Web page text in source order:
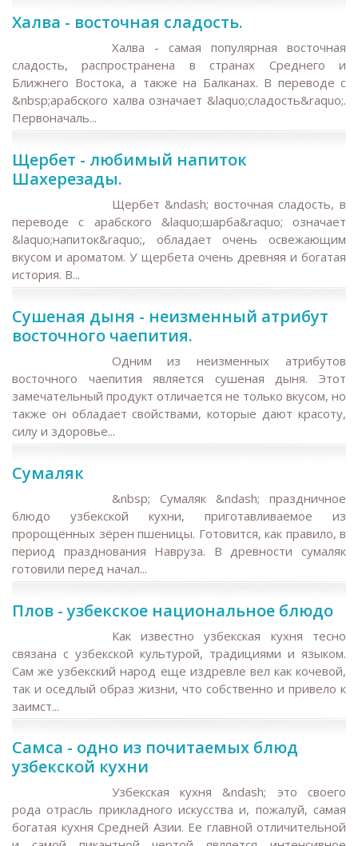
Халва - восточная сладость.
Халва - самая популярная восточная
сладость, распространена в странах Среднего и
Ближнего Востока, а также на Балканах. В переводе с
&nbsp;арабского халва означает &laquo;сладость&raquo;.
Первоначаль...
Щербет - любимый напиток
Шахерезады.
Щербет &ndash; восточная сладость, в
переводе с арабского &laquo;шарба&raquo; означает
&laquo;напиток&raquo;, обладает очень освежающим
вкусом и ароматом. У щербета очень древняя и богатая
история. В...
Сушеная дыня - неизменный атрибут
восточного чаепития.
Одним из неизменных атрибутов
восточного чаепития является сушеная дыня. Этот
замечательный продукт отличается не только вкусом, но
также он обладает свойствами, которые дают красоту,
силу и здоровье...
Сумаляк
&nbsp; Сумаляк &ndash; праздничное
блюдо узбекской кухни, приготавливаемое из
пророщенных зёрен пшеницы. Готовится, как правило, в
период празднования Навруза. В древности сумаляк
готовили перед начал...
Плов - узбекское национальное блюдо
Как известно узбекская кухня тесно
связана с узбекской культурой, традициями и языком.
Сам же узбекский народ еще издревле вел как кочевой,
так и оседлый образ жизни, что собственно и привело к
заимст...
Самса - одно из почитаемых блюд
узбекской кухни
Узбекская кухня &ndash; это своего
рода отрасль прикладного искусства и, пожалуй, самая
богатая кухня Средней Азии. Ее главной отличительной